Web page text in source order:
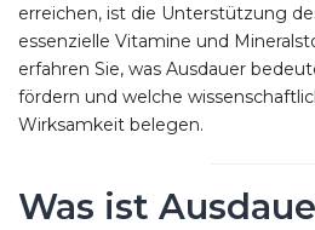
erreichen, ist die Unterstützung
essenzielle Vitamine und
erfahren Sie, was Ausdauer
fördern und welche
Wirksamkeit belegen.
Was ist